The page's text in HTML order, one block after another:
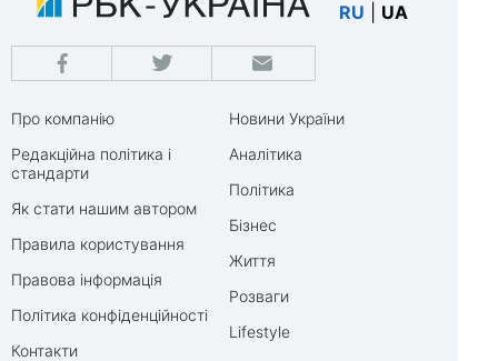
RU UA
Про компанію
Редакційна політика і
стандарти
Як стати нашим автором
Правила користування
Правова інформація
Політика конфіденційності
Контакти
Новини України
Аналітика
Політика
Бізнес
Життя
Розваги
Lifestyle